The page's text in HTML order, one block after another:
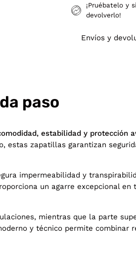
¡Pruébatelo y
devolverlo!
Envíos y
paso
estabilidad y protección
zapatillas garantizan
impermeabilidad y
un agarre excepcional
mientras que la parte
y técnico permite combinar